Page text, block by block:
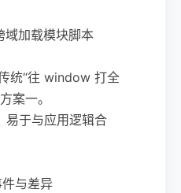
域加载模块脚本
统“往 window 打全
案一。
于与应用逻辑合
与差异